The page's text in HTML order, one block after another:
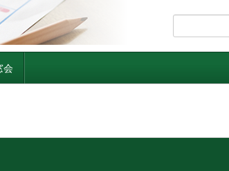
会